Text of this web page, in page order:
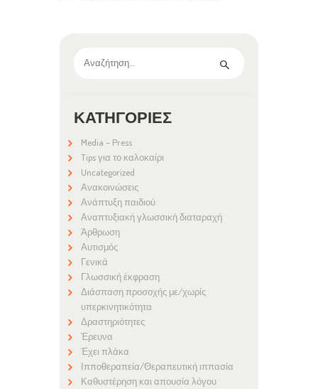
για:
ΚΑΤΗΓΟΡΊΕΣ
Media – Press
Tips για το καλοκαίρι
Uncategorized
Ανακοινώσεις
Ανάπτυξη παιδιού
Αναπτυξιακή γλωσσική διαταραχή
Άρθρωση
Αυτισμός
Γενικά
Γλωσσική έκφραση
Διάσπαση προσοχής με/χωρίς
υπερκινητικότητα
Δραστηριότητες
Έρευνα
Έχει πλάκα
Ιπποθεραπεία/Θεραπευτική ιππασία
Καθυστέρηση και απουσία λόγου